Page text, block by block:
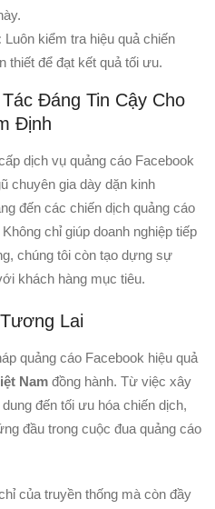
Luôn kiểm tra hiệu quả chiến
thiết để đạt kết quả tối ưu.
Đáng Tin Cậy Cho
Định
dịch vụ quảng cáo Facebook
chuyên gia dày dặn kinh
đến các chiến dịch quảng cáo
chỉ giúp doanh nghiệp tiếp
chúng tôi còn tạo dựng sự
khách hàng mục tiêu.
Lai
quảng cáo Facebook hiệu quả
Nam đồng hành. Từ việc xây
đến tối ưu hóa chiến dịch,
đầu trong cuộc đua quảng cáo
của truyền thống mà còn đầy